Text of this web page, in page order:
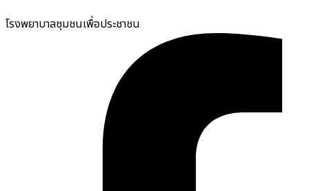
โรงพยาบาลชุมชนเพื่อประชาชน